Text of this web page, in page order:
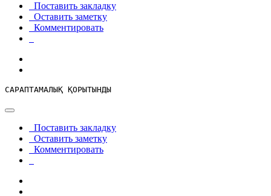
Поставить закладку
Оставить заметку
Комментировать
САРАПТАМАЛЫҚ ҚОРЫТЫНДЫ
Поставить закладку
Оставить заметку
Комментировать